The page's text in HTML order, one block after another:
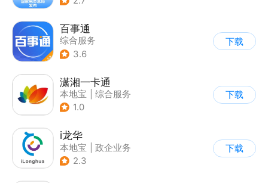
百事通
综合服务
3.6
下载
潇湘一卡通
本地宝
综合服务
1.0
下载
i龙华
本地宝
政企业务
2.3
下载